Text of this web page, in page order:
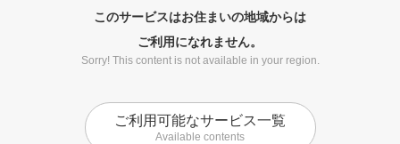
このサービスはお住まいの地域からは
ご利用になれません。
Sorry! This content is not available in your region.
ご利用可能なサービス一覧
Available contents